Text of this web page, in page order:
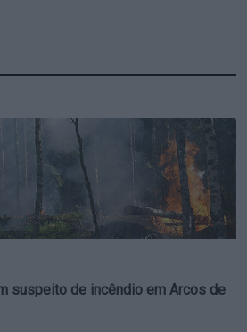
suspeito de incêndio em Arcos de